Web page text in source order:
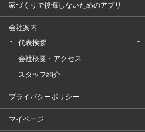
家づくりで後悔しないためのアプリ
会社案内
代表挨拶
会社概要・アクセス
スタッフ紹介
プライバシーポリシー
マイページ